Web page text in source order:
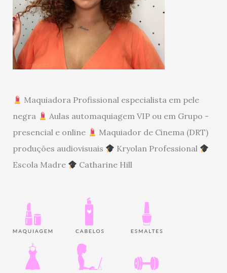
Maquiadora Profissional especialista em pele
negra
Aulas automaquiagem VIP ou em Grupo -
presencial e online
Maquiador de Cinema (DRT)
produções audiovisuais
Kryolan Professional
Escola Madre
Catharine Hill